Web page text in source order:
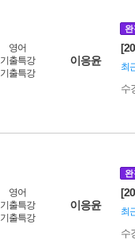
영어
기출특강
기출특강
이응윤
완
최
수
영어
기출특강
기출특강
이응윤
완
최
수